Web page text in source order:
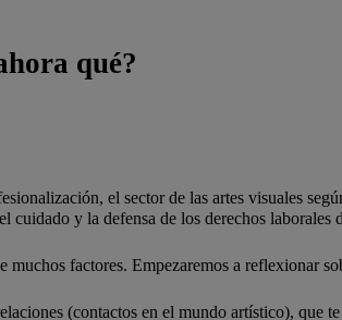
qué?
el sector de las artes visuales
y la defensa de los derechos
factores. Empezaremos a reflexionar
(contactos en el mundo artístico), que